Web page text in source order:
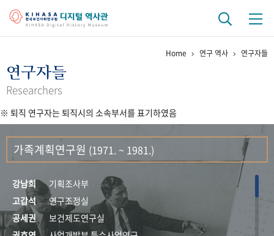
걸어온 길 기관 변천사
연구 역사
정책과 연구 키워드로 보는 연구 역사
연구자들
간행물 변천사
기록물 아카이브
사진 아카이브 문서 기록물 행정박물 영상 기록물
Home 연구 역사 연구자들
연구자들
Researchers
※ 퇴직 연구자는 퇴직시의 소속부서를 표기하였음
가족계획연구원 (1971. ~ 1981.)
강남희
기획조사부
고갑석
연구조정실
공세권
보건제도연구실